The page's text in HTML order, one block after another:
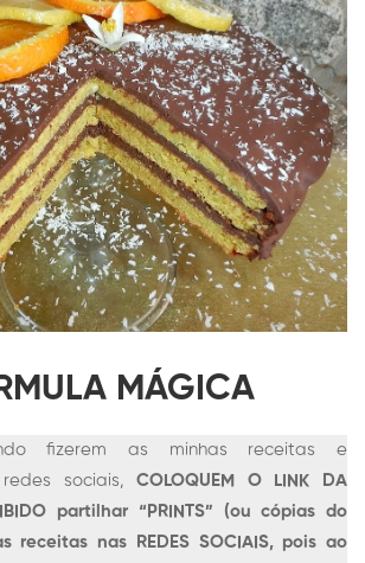
MÁGICA
fizerem as minhas receitas e
sociais, COLOQUEM O LINK DA
partilhar “PRINTS” (ou cópias do
receitas nas REDES SOCIAIS, pois ao